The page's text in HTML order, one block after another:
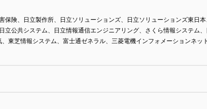
保険、日立製作所、日立ソリューションズ、日立ソリューションズ東日本
立公共システム、日立情報通信エンジニアリング、さくら情報システム
東芝情報システム、富士通ゼネラル、三菱電機インフォメーションネッ